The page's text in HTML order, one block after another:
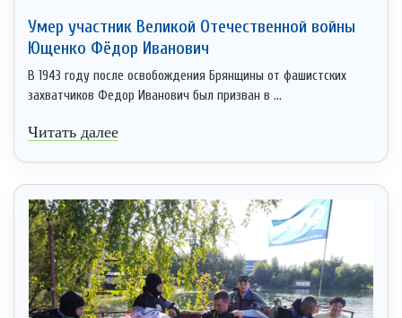
Умер участник Великой Отечественной войны
Ющенко Фёдор Иванович
В 1943 году после освобождения Брянщины от фашистских
захватчиков Федор Иванович был призван в ...
Читать далее